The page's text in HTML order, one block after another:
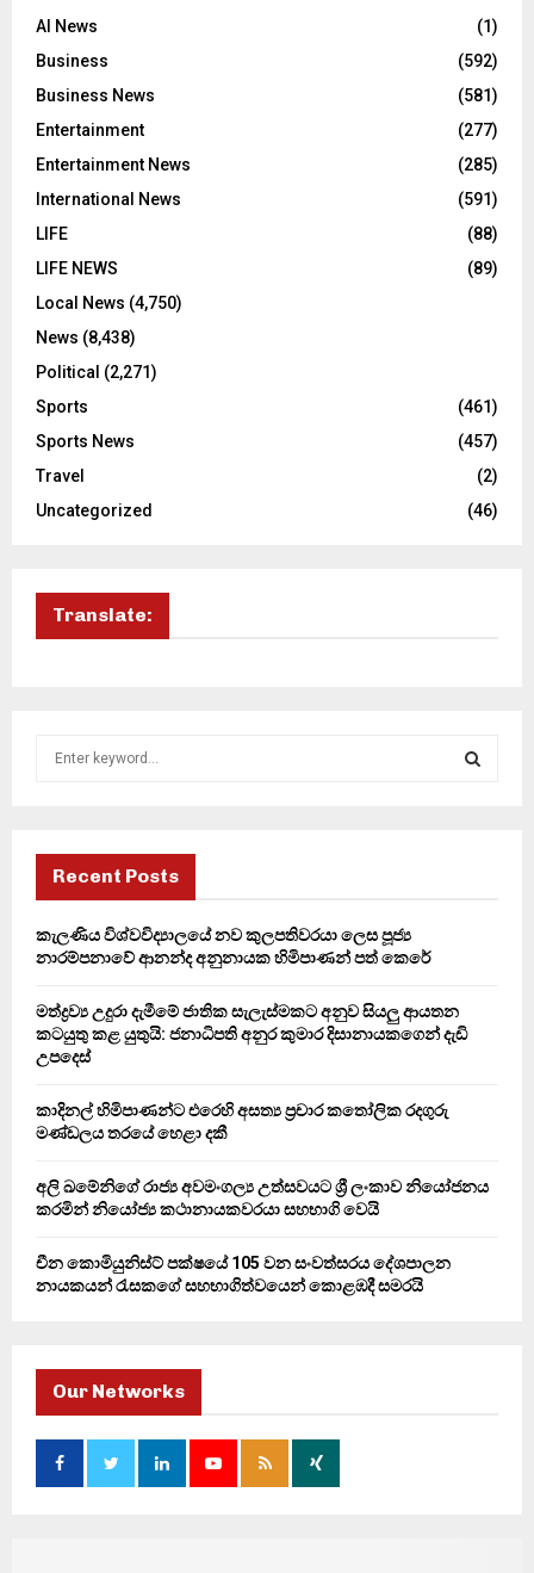
AI News
(1)
Business
(592)
Business News
(581)
Entertainment
(277)
Entertainment News
(285)
International News
(591)
LIFE
(88)
LIFE NEWS
(89)
Local News (4,750)
News (8,438)
Political (2,271)
Sports
(461)
Sports News
(457)
Travel
(2)
Uncategorized
(46)
Translate:
f
r
H
Recent Posts
කැලණිය විශ්වවිද්‍යාලයේ නව කුලපතිවරයා ලෙස පූජ්‍ය
නාරම්පනාවේ ආනන්ද අනුනායක හිමිපාණන් පත් කෙරේ
මත්ද්‍රව්‍ය උදුරා දැමීමේ ජාතික සැලැස්මකට අනුව සියලු ආයතන
කටයුතු කළ යුතුයි: ජනාධිපති අනුර කුමාර දිසානායකගෙන් දැඩි
උපදෙස්
කාදිනල් හිමිපාණන්ට එරෙහි අසත්‍ය ප්‍රචාර කතෝලික රදගුරු
මණ්ඩලය තරයේ හෙළා දකී
අලි ඛමේනිගේ රාජ්‍ය අවමංගල්‍ය උත්සවයට ශ්‍රී ලංකාව නියෝජනය
කරමින් නියෝජ්‍ය කථානායකවරයා සහභාගි වෙයි
චීන කොමියුනිස්ට් පක්ෂයේ 105 වන සංවත්සරය දේශපාලන
නායකයන් රැසකගේ සහභාගිත්වයෙන් කොළඹදී සමරයි
Our Networks